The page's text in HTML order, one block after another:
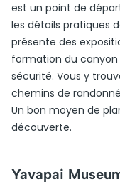
est un point de
les détails pratiques
présente des
formation du canyon
sécurité. Vous y
chemins de
Un bon moyen de
découverte.
Yavapai